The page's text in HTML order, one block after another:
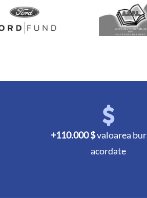
+110.000 $valoarea
acordate